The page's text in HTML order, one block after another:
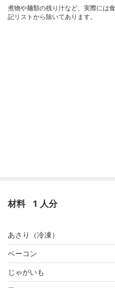
煮物や麺類の残り汁など、実際には
記リストから除いてあります。
材料 1 人分
あさり（冷凍）
ベーコン
じゃがいも